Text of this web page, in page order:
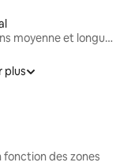
Locations moyenne et longue durée
plus
fonction des zones